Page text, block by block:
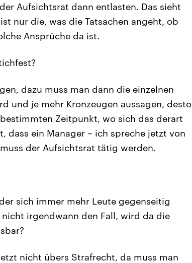
Aufsichtsrat dann entlasten. Das sieht
nur die, was die Tatsachen angeht, ob
Ansprüche da ist.
dazu muss man dann die einzelnen
und je mehr Kronzeugen aussagen, desto
Zeitpunkt, wo sich das derart
dass ein Manager – ich spreche jetzt von
der Aufsichtsrat tätig werden.
sich immer mehr Leute gegenseitig
irgendwann den Fall, wird da die
nicht übers Strafrecht, da muss man